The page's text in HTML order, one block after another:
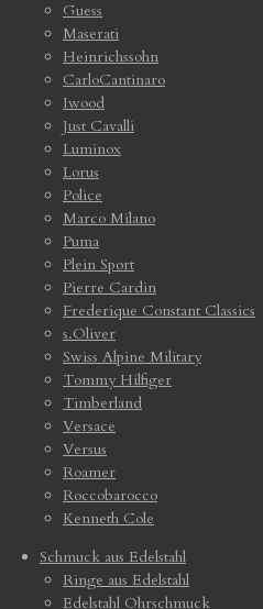
Guess
Maserati
Heinrichssohn
CarloCantinaro
Iwood
Just Cavalli
Luminox
Lorus
Police
Marco Milano
Puma
Plein Sport
Pierre Cardin
Frederique Constant Classics
s.Oliver
Swiss Alpine Military
Tommy Hilfiger
Timberland
Versace
Versus
Roamer
Roccobarocco
Kenneth Cole
Schmuck aus Edelstahl
Ringe aus Edelstahl
Edelstahl Ohrschmuck